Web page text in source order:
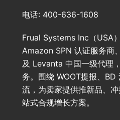
电话: 400-636-1608
Frual Systems Inc（USA
Amazon SPN 认证服务商
及 Levanta 中国一级代理
务。围绕 WOOT提报、BD
流，为卖家提供推新品、
站式合规增长方案。